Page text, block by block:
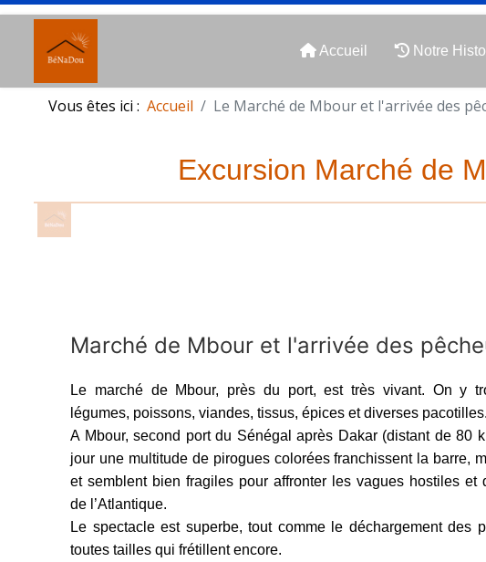
Accueil Notre
Vous êtes ici : Accueil Le Marché de Mbour et l'arrivée des
Excursion Marché de
Marché de Mbour et l'arrivée des
Le marché de Mbour, près du port, est très vivant. On y
légumes, poissons, viandes, tissus, épices et diverses pacotilles.
A Mbour, second port du Sénégal après Dakar (distant de 80
jour une multitude de pirogues colorées franchissent la barre,
et semblent bien fragiles pour affronter les vagues hostiles et
de l’Atlantique.
Le spectacle est superbe, tout comme le déchargement des
toutes tailles qui frétillent encore.